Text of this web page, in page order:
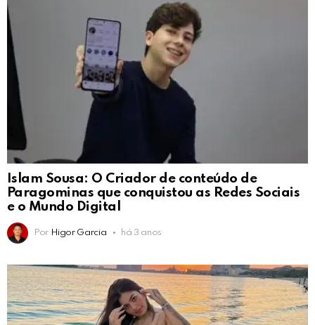
Islam Sousa: O Criador de conteúdo de
Paragominas que conquistou as Redes Sociais
e o Mundo Digital
Por Higor Garcia há 3 anos